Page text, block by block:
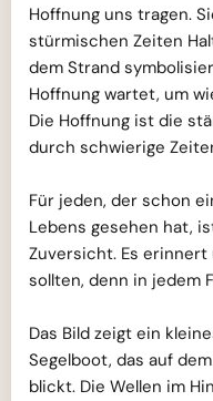
Hoffnung uns tragen.
stürmischen Zeiten
dem Strand
Hoffnung wartet, um
Die Hoffnung ist die
durch schwierige
Für jeden, der schon
Lebens gesehen hat,
Zuversicht. Es erinnert
sollten, denn in jedem
Das Bild zeigt ein
Segelboot, das auf
blickt. Die Wellen im